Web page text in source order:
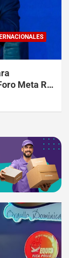
Meta RD